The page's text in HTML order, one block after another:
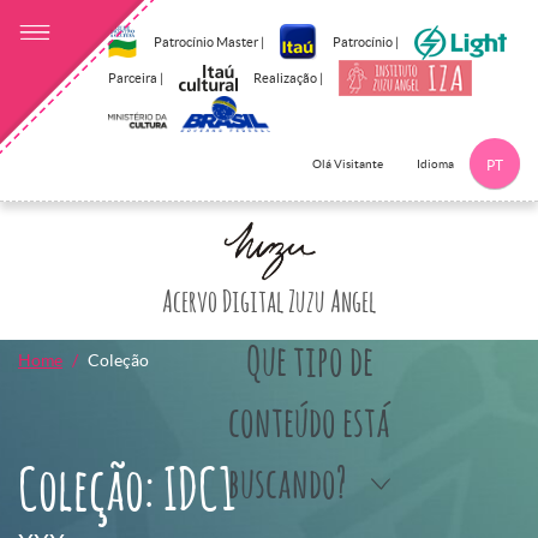
Patrocínio Master | Patrocínio |
Parceira | Realização |
Olá Visitante Idioma PT
Acervo Digital Zuzu Angel
Que tipo de
conteúdo está
buscando?
Home Coleção
Coleção: IDC1